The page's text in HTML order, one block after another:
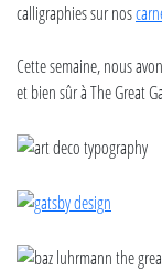
calligraphies sur nos
Cette semaine, nous
et bien sûr à The Great